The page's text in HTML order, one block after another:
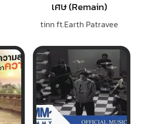
เศษ (Remain)
tinn ft.Earth Patravee